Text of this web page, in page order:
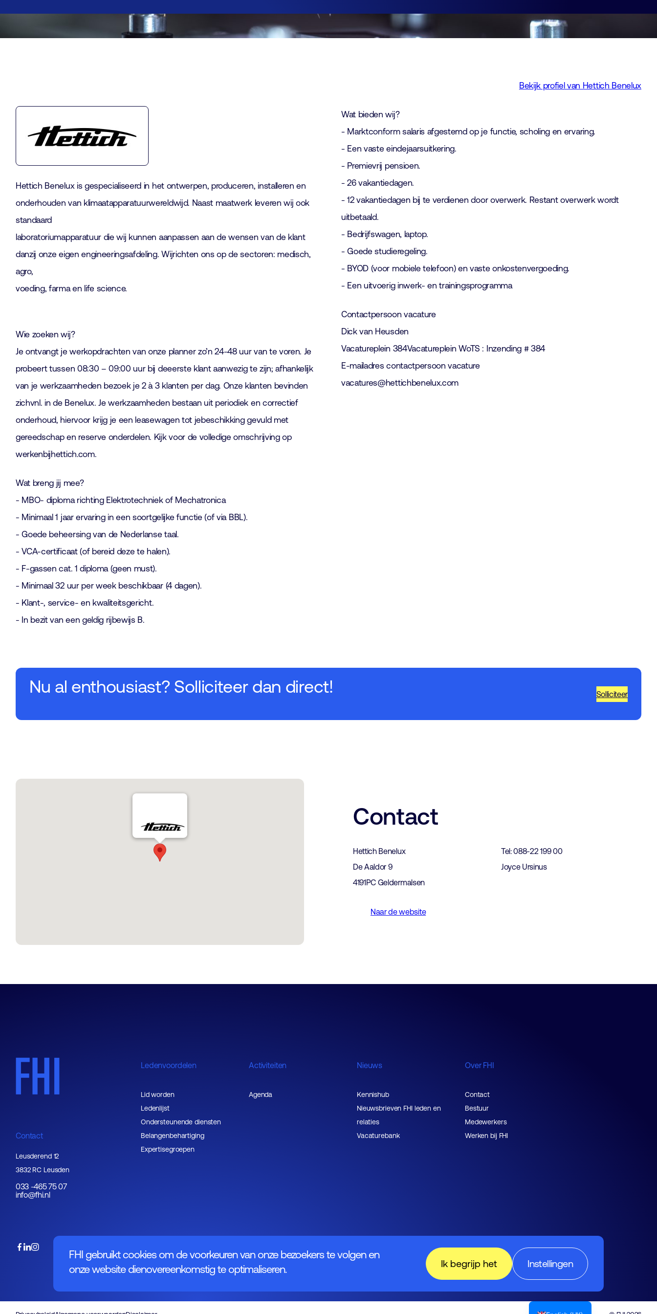
FHI gebruikt cookies om de voorkeuren van onze bezoekers te volgen en
onze website dienovereenkomstig te optimaliseren.
Instellingen
Ik begrijp het
Bekijk profiel van Hettich Benelux
Hettich Benelux is gespecialiseerd in het ontwerpen, produceren, installeren en
onderhouden van klimaatapparatuurwereldwijd. Naast maatwerk leveren wij ook
standaard
laboratoriumapparatuur die wij kunnen aanpassen aan de wensen van de klant
danzij onze eigen engineeringsafdeling. Wijrichten ons op de sectoren: medisch,
agro,
voeding, farma en life science.
Wie zoeken wij?
Je ontvangt je werkopdrachten van onze planner zo’n 24-48 uur van te voren. Je
probeert tussen 08:30 – 09:00 uur bij deeerste klant aanwezig te zijn; afhankelijk
van je werkzaamheden bezoek je 2 à 3 klanten per dag. Onze klanten bevinden
zichvnl. in de Benelux. Je werkzaamheden bestaan uit periodiek en correctief
onderhoud, hiervoor krijg je een leasewagen tot jebeschikking gevuld met
gereedschap en reserve onderdelen. Kijk voor de volledige omschrijving op
werkenbijhettich.com.
Wat breng jij mee?
- MBO- diploma richting Elektrotechniek of Mechatronica
- Minimaal 1 jaar ervaring in een soortgelijke functie (of via BBL).
- Goede beheersing van de Nederlanse taal.
- VCA-certificaat (of bereid deze te halen).
- F-gassen cat. 1 diploma (geen must).
- Minimaal 32 uur per week beschikbaar (4 dagen).
- Klant-, service- en kwaliteitsgericht.
- In bezit van een geldig rijbewijs B.
Wat bieden wij?
- Marktconform salaris afgestemd op je functie, scholing en ervaring.
- Een vaste eindejaarsuitkering.
- Premievrij pensioen.
- 26 vakantiedagen.
- 12 vakantiedagen bij te verdienen door overwerk. Restant overwerk wordt
uitbetaald.
- Bedrijfswagen, laptop.
- Goede studieregeling.
- BYOD (voor mobiele telefoon) en vaste onkostenvergoeding.
- Een uitvoerig inwerk- en trainingsprogramma
Contactpersoon vacature
Dick van Heusden
Vacatureplein 384Vacatureplein WoTS : Inzending # 384
E-mailadres contactpersoon vacature
vacatures@hettichbenelux.com
Nu al enthousiast? Solliciteer dan direct! Solliciteer
Contact
Hettich Benelux
De Aaldor 9
4191PC Geldermalsen
Tel: 088-22 199 00
Joyce Ursinus
Naar de website
Contact
Leusderend 12
3832 RC Leusden
033 -465 75 07
info@fhi.nl
Ledenvoordelen
Lid worden
Ledenlijst
Ondersteunende diensten
Belangenbehartiging
Expertisegroepen
Activiteiten
Agenda
Nieuws
Kennishub
Nieuwsbrieven FHI leden en
relaties
Vacaturebank
Over FHI
Contact
Bestuur
Medewerkers
Werken bij FHI